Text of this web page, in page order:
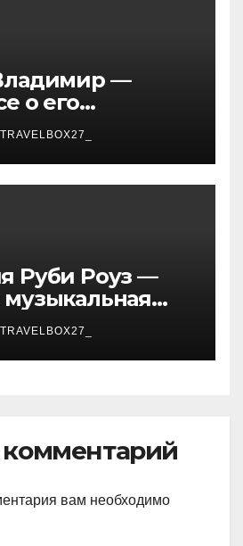
—
о его
возрасте и
TRAVELBOX27_
Руби Роуз —
жизнь и
TRAVELBOX27_
вам необходимо